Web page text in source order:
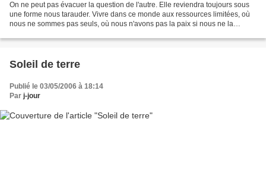
On ne peut pas évacuer la question de l'autre. Elle reviendra toujours sous
une forme nous tarauder. Vivre dans ce monde aux ressources limitées, où
nous ne sommes pas seuls, où nous n'avons pas la paix si nous ne la
Soleil de terre
Publié le 03/05/2006 à 18:14
Par j-jour